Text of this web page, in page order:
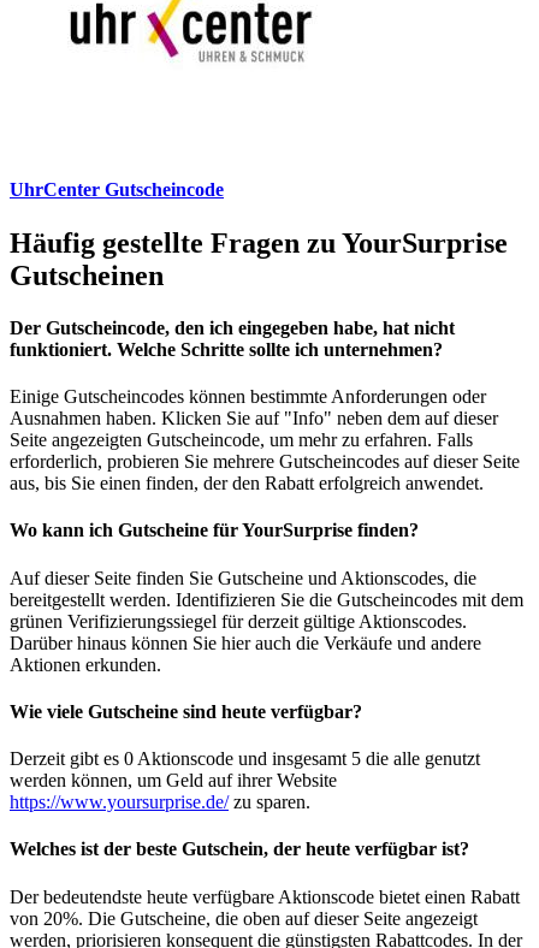
UhrCenter Gutscheincode
Häufig gestellte Fragen zu YourSurprise
Gutscheinen
Der Gutscheincode, den ich eingegeben habe, hat nicht
funktioniert. Welche Schritte sollte ich unternehmen?
Einige Gutscheincodes können bestimmte Anforderungen oder
Ausnahmen haben. Klicken Sie auf "Info" neben dem auf dieser
Seite angezeigten Gutscheincode, um mehr zu erfahren. Falls
erforderlich, probieren Sie mehrere Gutscheincodes auf dieser Seite
aus, bis Sie einen finden, der den Rabatt erfolgreich anwendet.
Wo kann ich Gutscheine für YourSurprise finden?
Auf dieser Seite finden Sie Gutscheine und Aktionscodes, die
bereitgestellt werden. Identifizieren Sie die Gutscheincodes mit dem
grünen Verifizierungssiegel für derzeit gültige Aktionscodes.
Darüber hinaus können Sie hier auch die Verkäufe und andere
Aktionen erkunden.
Wie viele Gutscheine sind heute verfügbar?
Derzeit gibt es 0 Aktionscode und insgesamt 5 die alle genutzt
werden können, um Geld auf ihrer Website
https://www.yoursurprise.de/zu sparen.
Welches ist der beste Gutschein, der heute verfügbar ist?
Der bedeutendste heute verfügbare Aktionscode bietet einen Rabatt
von 20%. Die Gutscheine, die oben auf dieser Seite angezeigt
werden, priorisieren konsequent die günstigsten Rabattcodes. In der